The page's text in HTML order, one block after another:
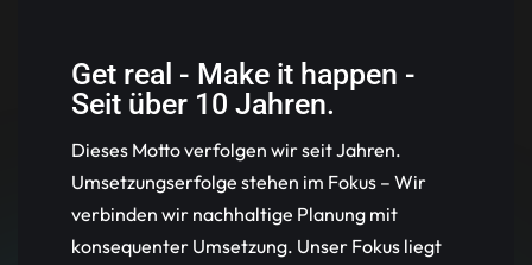
Get real - Make it happen -
Seit über 10 Jahren.
Dieses Motto verfolgen wir seit Jahren.
Umsetzungserfolge stehen im Fokus – Wir
verbinden wir nachhaltige Planung mit
konsequenter Umsetzung. Unser Fokus liegt